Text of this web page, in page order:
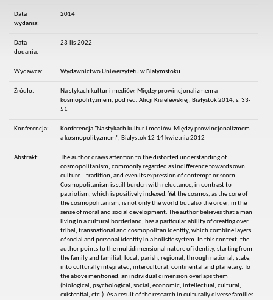
Data
wydania:
2014
Data
dodania:
23-lis-2022
Wydawca: Wydawnictwo Uniwersytetu w Białymstoku
Źródło:
Na stykach kultur i mediów. Między prowincjonalizmem a
kosmopolityzmem, pod red. Alicji Kisielewskiej, Białystok 2014, s. 33-
51
Konferencja:
Konferencja "Na stykach kultur i mediów. Między prowincjonalizmem
a kosmopolityzmem", Białystok 12-14 kwietnia 2012
Abstrakt:
The author draws attention to the distorted understanding of
cosmopolitanism, commonly regarded as indifference towards own
culture – tradition, and even its expression of contempt or scorn.
Cosmopolitanism is still burden with reluctance, in contrast to
patriotism, which is positively indexed. Yet the cosmos, as the core of
the cosmopolitanism, is not only the world but also the order, in the
sense of moral and social development. The author believes that a man
living in a cultural borderland, has a particular ability of creating over
tribal, transnational and cosmopolitan identity, which combine layers
of social and personal identity in a holistic system. In this context, the
author points to the multidimensional nature of identity, starting from
the family and familial, local, parish, regional, through national, state,
into culturally integrated, intercultural, continental and planetary. To
the above mentioned, an individual dimension overlaps them
(biological, psychological, social, economic, intellectual, cultural,
existential, etc.). As a result of the research in culturally diverse families